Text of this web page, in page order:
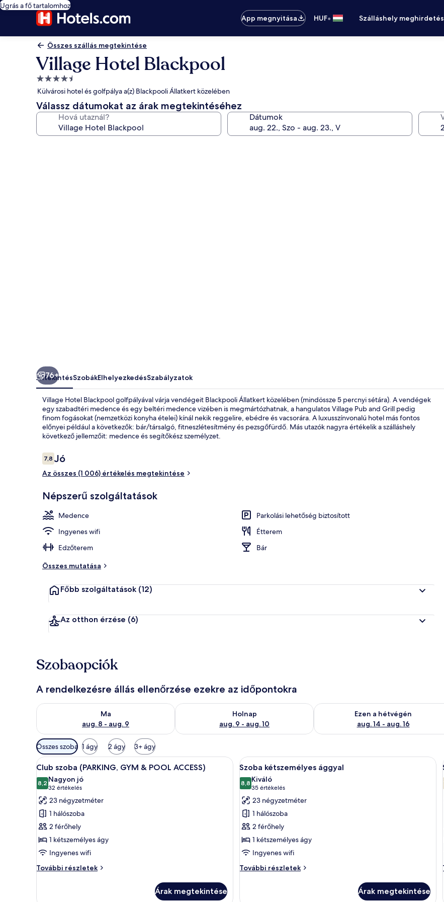
Ugrás a fő tartalomhoz
App megnyitása
HUF• Szálláshely
Összes szállás megtekintése
Village Hotel Blackpool
4.5
csillagos
szálláshely
Külvárosi hotel és golfpálya a(z) Blackpooli Állatkert közelében
Válassz dátumokat az árak megtekintéséhez
Hová utaznál? Dátumok
Golf
76+
ÁttekintésSzobákElhelyezkedésSzabályzatok
Village Hotel Blackpool golfpályával várja vendégeit Blackpooli Állatkert közelében (mindössze 5 percnyi sétára). A vendégek
egy szabadtéri medence és egy beltéri medence vizében is megmártózhatnak, a hangulatos Village Pub and Grill pedig
finom fogásokat (nemzetközi konyha ételei) kínál nekik reggelire, ebédre és vacsorára. A luxusszínvonalú hotel más fontos
előnyei például a következők: bár/társalgó, fitneszlétesítmény és pezsgőfürdő. Más utazók nagyra értékelik a szálláshely
következő jellemzőit: medence és segítőkész személyzet.
Értékelések
7,87,8 ennyiből: 10
Jó
Az összes (1 006) értékelés megtekintése
Népszerű szolgáltatások
Medence
Parkolási lehetőség biztosított
Ingyenes wifi
Étterem
Edzőterem
Bár
Összes mutatása
Főbb szolgáltatások (12)
Az otthon érzése (6)
Szobaopciók
A rendelkezésre állás ellenőrzése ezekre az időpontokra
Ma
aug. 8 - aug. 9
A ma esti rendelkezésre állás ellenőrzése: aug. 8 - aug. 9
Holnap
aug. 9 - aug. 10
A holnapi rendelkezésre állás ellenőrzése: aug. 9 - aug. 10
Ezen a hétvégén
aug. 14 - aug. 16
A mostani hétvégi rendelkezésre
Szobákhoz
rendelkezésre
álló
szűrők
Összes szoba 1 ágy 2 ágy 3+ ágy
A
következő
szoba
összes
képének
megtekintése:
Club
szoba
(PARKING,
GYM
Egy hálószoba, amelyben ágy, éjjeliszekrények és egy kép található a falon.
7
Club szoba (PARKING, GYM & POOL ACCESS)
8,210-ből 8,2
Nagyon jó
32 értékelés
(32
értékelés)
23 négyzetméter
1 hálószoba
2 férőhely
1 kétszemélyes ágy
Ingyenes wifi
További részletek
Club
Árak megtekintése
A
következő
szoba
összes
képének
megtekintése:
Szoba
kétszemélyes
ággyal
Egy modern hálószoba, amelyben
7
Szoba kétszemélyes ággyal
8,810-ből 8,8
Kiváló
35 értékelés
(35
értékelés)
23 négyzetméter
1 hálószoba
2 férőhely
1 kétszemélyes ágy
Ingyenes wifi
További részletek
Szoba
Árak megtekintése